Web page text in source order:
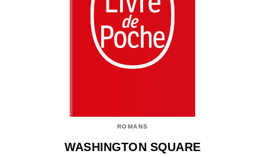
ROMANS
WASHINGTON SQUARE